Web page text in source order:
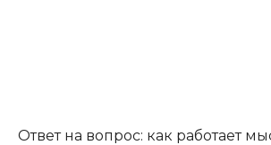
Ответ на вопрос: как работает